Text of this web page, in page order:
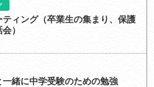
ィング（卒業生の集まり、保護
）
緒に中学受験のための勉強